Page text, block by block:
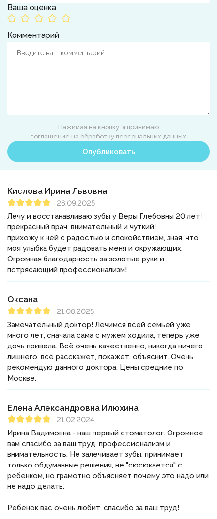
Ваша оценка
Комментарий
Опубликовать
Нажимая на кнопку, я принимаю
соглашение на обработку персональных данных.
Кислова Ирина Львовна
26.09.2025
Лечу и восстанавливаю зубы у Веры Глебовны 20 лет!
прекрасный врач, внимательный и чуткий!
прихожу к ней с радостью и спокойствием, зная, что
моя улыбка будет радовать меня и окружающих.
Огромная благодарность за золотые руки и
потрясающий профессионализм!
Оксана
21.08.2025
Замечательный доктор! Лечимся всей семьей уже
много лет, сначала сама с мужем ходила, теперь уже
дочь привела. Всё очень качественно, никогда ничего
лишнего, всё расскажет, покажет, объяснит. Очень
рекомендую данного доктора. Цены средние по
Москве.
Елена Александровна Илюхина
21.02.2024
Ирина Вадимовна - наш первый стоматолог. Огромное
вам спасибо за ваш труд, профессионализм и
внимательность. Не залечивает зубы, принимает
только обдуманные решения, не "сюсюкается" с
ребенком, но грамотно объясняет почему это надо или
не надо делать.
Ребенок вас очень любит, спасибо за ваш труд!